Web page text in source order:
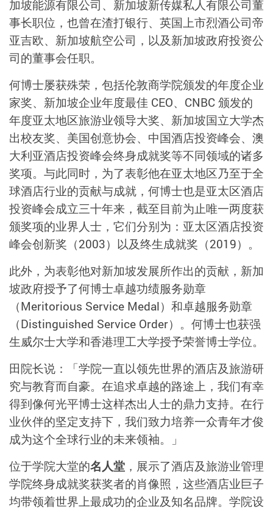
加坡能源有限公司、新加坡新传媒私人有限公司董
事长职位，也曾在渣打银行、英国上市烈酒公司帝
亚吉欧、新加坡航空公司，以及新加坡政府投资公
司的董事会任职。
何博士屡获殊荣，包括伦敦商学院颁发的年度企业
家奖、新加坡企业年度最佳 CEO、CNBC 颁发的
年度亚太地区旅游业领导大奖、新加坡国立大学杰
出校友奖、美国创意协会、中国酒店投资峰会、澳
大利亚酒店投资峰会终身成就奖等不同领域的诸多
奖项。与此同时，为了表彰他在亚太地区乃至于全
球酒店行业的贡献与成就，何博士也是亚太区酒店
投资峰会成立三十年来，截至目前为止唯一两度获
颁奖项的业界人士，它们分别为：亚太区酒店投资
峰会创新奖（2003）以及终生成就奖（2019）。
此外，为表彰他对新加坡发展所作出的贡献，新加
坡政府授予了何博士卓越功绩服务勋章
（Meritorious Service Medal）和卓越服务勋章
（Distinguished Service Order）。何博士也获强
生威尔士大学和香港理工大学授予荣誉博士学位。
田院长说：「学院一直以领先世界的酒店及旅游研
究与教育而自豪。在追求卓越的路途上，我们有幸
得到像何光平博士这样杰出人士的鼎力支持。在行
业伙伴的坚定支持下，我们致力培养一众青年才俊
成为这个全球行业的未来领袖。」
位于学院大堂的名人堂 ，展示了酒店及旅游业管理
学院终身成就奖获奖者的肖像照，这些酒店业巨子
均带领着世界上最成功的企业及知名品牌。学院设